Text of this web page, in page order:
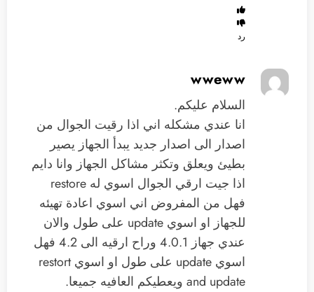
رد
wweww
السلام عليكم.
انا عندي مشكله اني اذا رقيت الجوال من
اصدار الى اصدار جديد يبدأ الجهاز يصير
بطيئ ويعلق وتكثر مشاكل الجهاز وانا دايم
اذا جيت ارقي الجوال اسوي له restore
فهل من المفروض اني اسوي اعادة تهيئه
للجهاز او اسوي update على طول والان
عندي جهاز 4.0.1 وراح ارقيه الى 4.2 فهل
اسوي update على طول او اسوي restort
and update ويعطيكم العافيه جميعا.